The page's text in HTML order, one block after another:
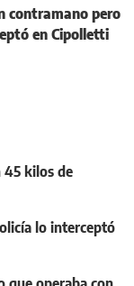
contramano pero
en Cipolletti
45 kilos de
lo interceptó